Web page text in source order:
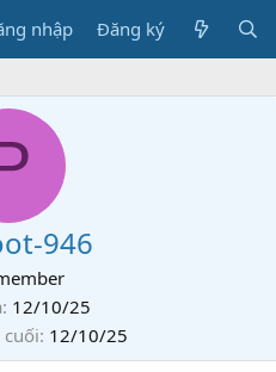
nhập Đăng ký
946
12/10/25
12/10/25